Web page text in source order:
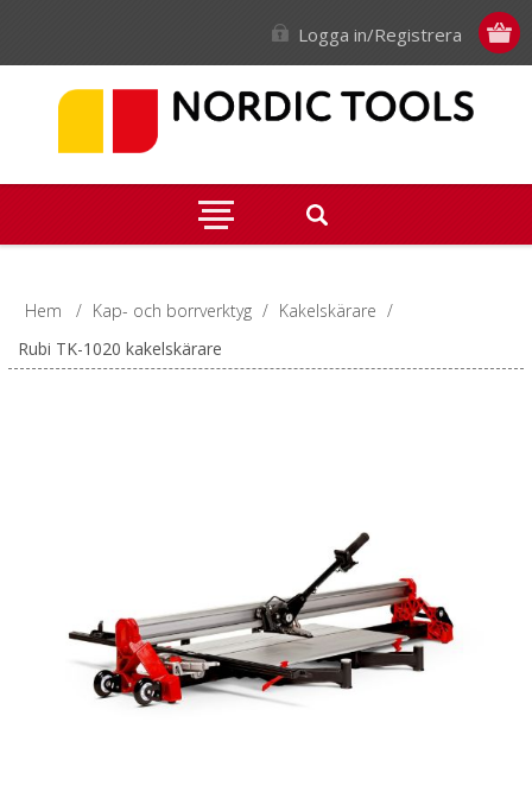
Logga in/Registrera
Hem / Kap- och borrverktyg / Kakelskärare /
Rubi TK-1020 kakelskärare